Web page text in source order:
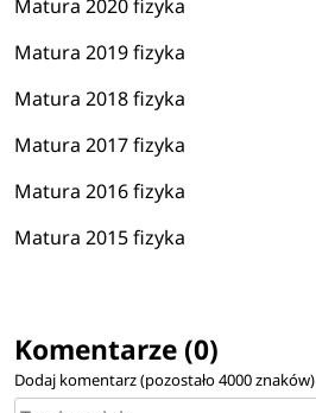
Matura 2020 fizyka
Matura 2019 fizyka
Matura 2018 fizyka
Matura 2017 fizyka
Matura 2016 fizyka
Matura 2015 fizyka
Komentarze (0)
Dodaj komentarz (pozostało4000znaków)